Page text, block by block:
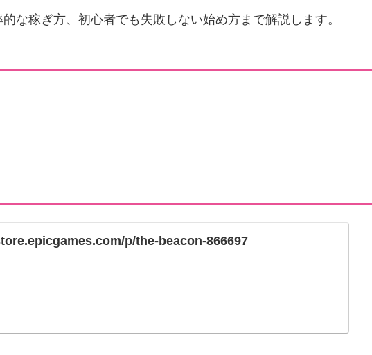
な稼ぎ方、初心者でも失敗しない始め方まで解説します。
p/the-beacon-866697